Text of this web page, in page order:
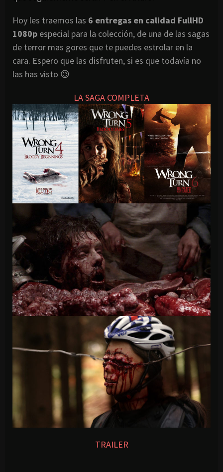
Hoy les traemos las 6 entregas en calidad FullHD
1080p especial para la colección, de una de las sagas
de terror mas gores que te puedes estrolar en la
cara. Espero que las disfruten, si es que todavía no
las has visto 😉
LA SAGA COMPLETA
TRAILER